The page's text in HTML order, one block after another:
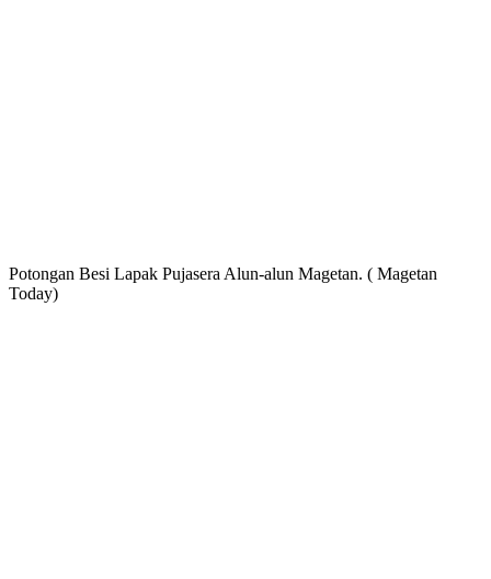
Potongan Besi Lapak Pujasera Alun-alun Magetan. ( Magetan
Today)